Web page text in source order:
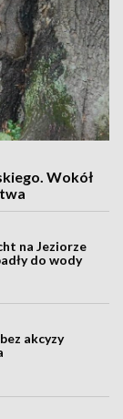
Wokół
na Jeziorze
do wody
akcyzy